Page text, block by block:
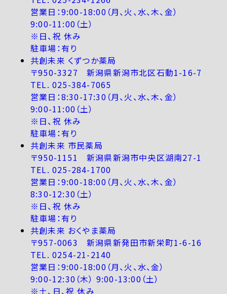
営業日：9:00-18:00（月、火、水、木、金）
9:00-11:00（土）
※日、祝 休み
駐車場：有り
共創未来 くずつか薬局
〒950-3327 新潟県新潟市北区石動1-16-7
TEL. 025-384-7065
営業日：8:30-17:30（月、火、水、木、金）
9:00-11:00（土）
※日、祝 休み
駐車場：有り
共創未来 市民薬局
〒950-1151 新潟県新潟市中央区湖南27-1
TEL. 025-284-1700
営業日：9:00-18:00（月、火、水、木、金）
8:30-12:30（土）
※日、祝 休み
駐車場：有り
共創未来 おくやま薬局
〒957-0063 新潟県新発田市新栄町1-6-16
TEL. 0254-21-2140
営業日：9:00-18:00（月、火、水、金）
9:00-12:30（木） 9:00-13:00（土）
※土、日、祝 休み